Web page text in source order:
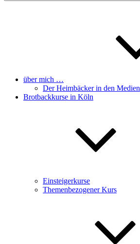
über mich …
Der Heimbäcker in den Medien
Brotbackkurse in Köln
Einsteigerkurse
Themenbezogener Kurs